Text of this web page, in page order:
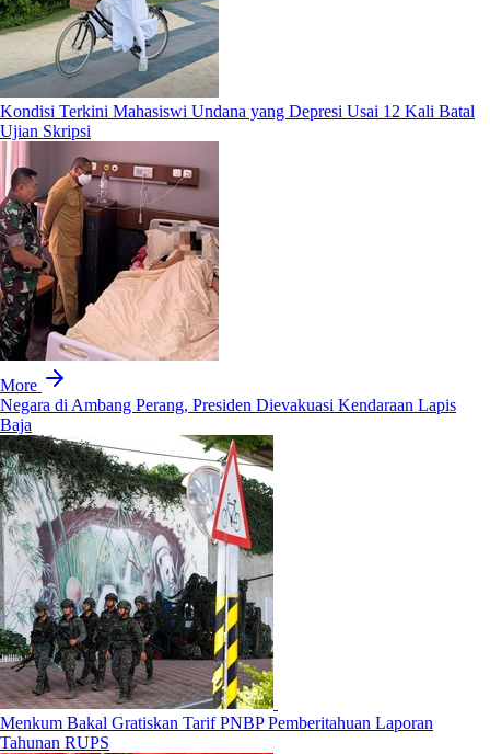
Kondisi Terkini Mahasiswi Undana yang Depresi Usai 12 Kali Batal
Ujian Skripsi
More
Negara di Ambang Perang, Presiden Dievakuasi Kendaraan Lapis
Baja
Menkum Bakal Gratiskan Tarif PNBP Pemberitahuan Laporan
Tahunan RUPS